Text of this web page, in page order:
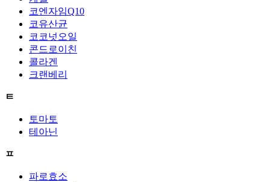
코엔자임Q10
코유산균
코코넛오일
콘드로이친
콜라겐
크랜베리
ㅌ
토마토
테아닌
ㅍ
파로효소